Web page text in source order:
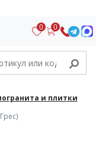
0 0
и плитки